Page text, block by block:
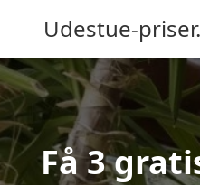
Udestue-
Få 3